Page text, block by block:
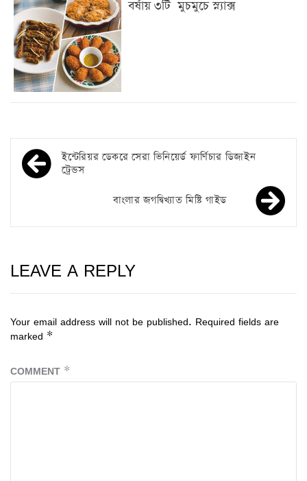
বর্ষায় ৩টি মুচমুচে স্ন্যাক্স
ইন্টেরিয়র ডেকরে সেরা ভিনিয়ের্ড ফার্ণিচার ডিজাইন
ট্রেন্ডস
বাংলার জগদ্বিখ্যাত মিষ্টি গাইড
LEAVE A REPLY
Your email address will not be published. Required fields are
marked *
COMMENT *